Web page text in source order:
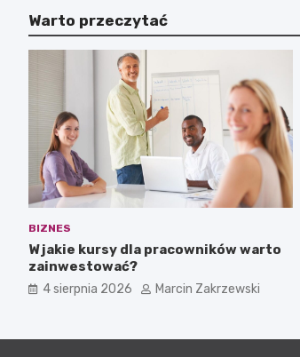
Warto przeczytać
BIZNES
W jakie kursy dla pracowników warto
zainwestować?
4 sierpnia 2026 Marcin Zakrzewski